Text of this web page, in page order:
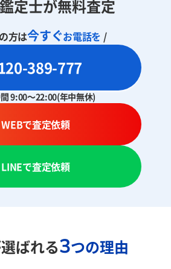
定士が無料査定
方は今すぐお電話を /
389-777
9:00～22:00(年中無休)
WEBで査定依頼
LINEで査定依頼
ばれる3つの理由